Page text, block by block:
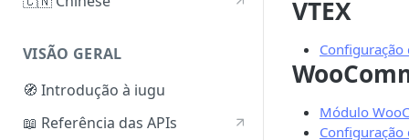
VISÃO GERAL
🧭 Introdução à iugu
📖 Referência das APIs
VTEX
Módulo